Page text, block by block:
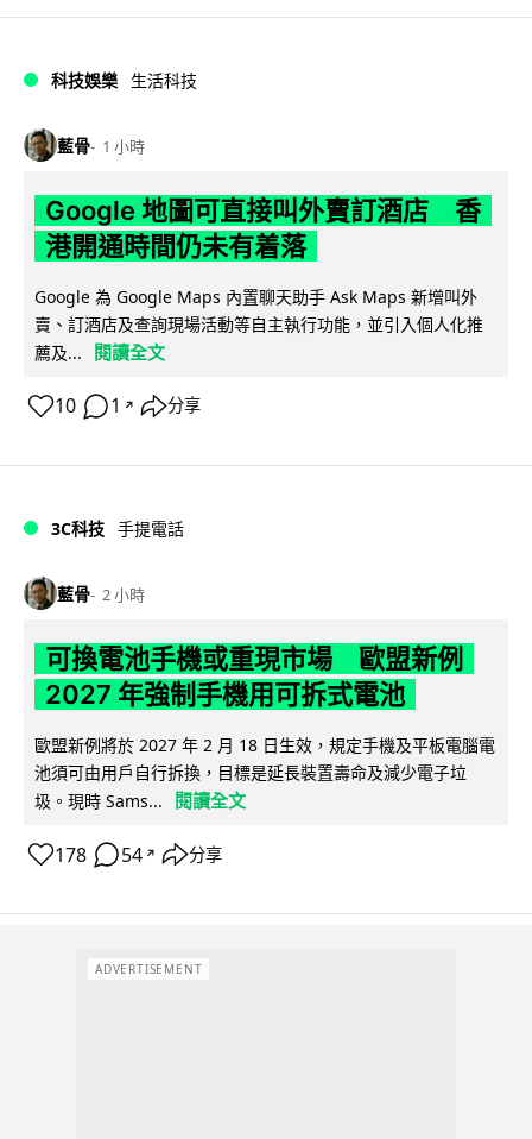
科技娛樂 生活科技
藍骨 1 小時
Google 地圖可直接叫外賣訂酒店 香
港開通時間仍未有着落
Google 為 Google Maps 內置聊天助手 Ask Maps 新增叫外
賣、訂酒店及查詢現場活動等自主執行功能，並引入個人化推
薦及...
閱讀全文
10 1 ↗ 分享
3C科技 手提電話
藍骨 2 小時
可換電池手機或重現市場 歐盟新例
2027 年強制手機用可拆式電池
歐盟新例將於 2027 年 2 月 18 日生效，規定手機及平板電腦電
池須可由用戶自行拆換，目標是延長裝置壽命及減少電子垃
圾。現時 Sams...
閱讀全文
178 54 ↗ 分享
ADVERTISEMENT